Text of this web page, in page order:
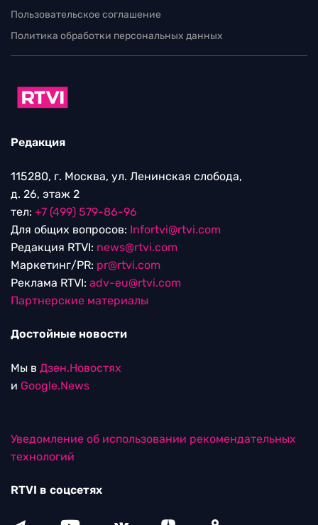
Пользовательское соглашение
Политика обработки персональных данных
Редакция
115280, г. Москва, ул. Ленинская слобода,
д. 26, этаж 2
тел: +7 (499) 579-86-96
Для общих вопросов: Infortvi@rtvi.com
Редакция RTVI: news@rtvi.com
Маркетинг/PR: pr@rtvi.com
Реклама RTVI: adv-eu@rtvi.com
Партнерские материалы
Достойные новости
Мы в Дзен.Новостях
и Google.News
Уведомление об использовании рекомендательных
технологий
RTVI в соцсетях